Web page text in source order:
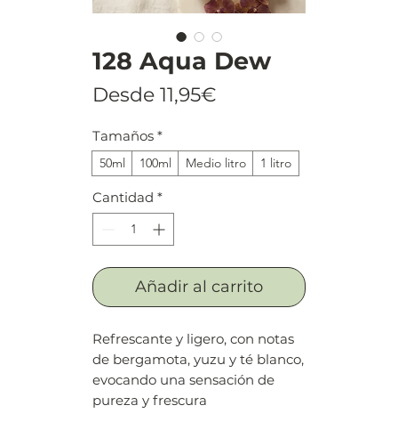
128 Aqua Dew
Desde 11,95€
Tamaños *
50ml 100ml Medio litro 1 litro
Cantidad *
Añadir al carrito
Refrescante y ligero, con notas
de bergamota, yuzu y té blanco,
evocando una sensación de
pureza y frescura